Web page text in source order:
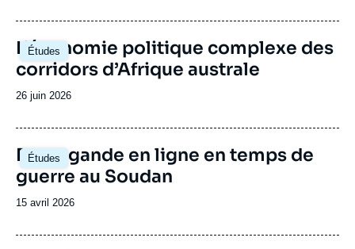
publication
Études
Image
principale
L’économie politique complexe des
corridors d’Afrique australe
Date
publication
26 juin 2026
Études
Image
principale
Propagande en ligne en temps de
guerre au Soudan
Date
publication
15 avril 2026